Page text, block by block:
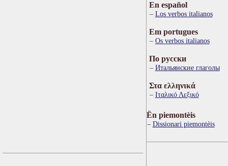
En español
Los verbos italianos
Em portugues
Os verbos italianos
По русски
Итальянские глаголы
Στα ελληνικά
Ιταλικό Λεξικό
Ën piemontèis
Dissionari piemontèis